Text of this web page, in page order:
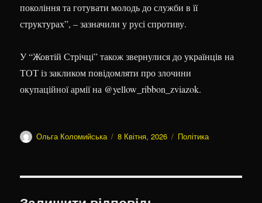
покоління та готувати молодь до служби в її
структурах”, – зазначили у русі спротиву.
У “Жовтій Стрічці” також звернулися до українців на
ТОТ із закликом повідомляти про злочини
окупаційної армії на @yellow_ribbon_zviazok.
Автор
Ольга Коломийська Оприлюднено
8 Квітня, 2026 Категорії
Політика